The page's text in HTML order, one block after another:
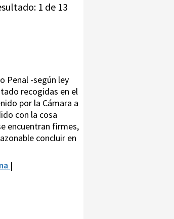
1 de 13
Penal -según ley
recogidas en el
por la Cámara a
con la cosa
encuentran firmes,
concluir en
|